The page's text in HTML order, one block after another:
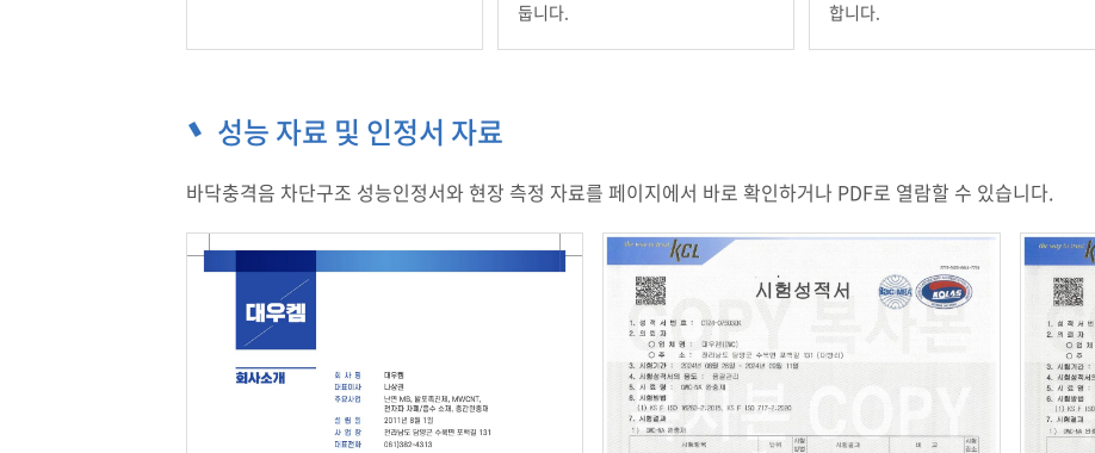
둡니다.
합니다.
성능 자료 및 인정서 자료
바닥충격음 차단구조 성능인정서와 현장 측정 자료를 페이지에서 바로 확인하거나 PDF로 열람할 수 있습니다.